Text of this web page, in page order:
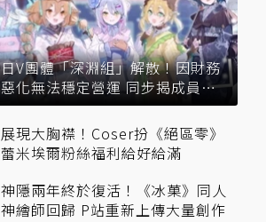
日V團體「深淵組」解散！因財務
惡化無法穩定營運 同步揭成員未
來去向
展現大胸襟！Coser扮《絕區零》
蕾米埃爾粉絲福利給好給滿
神隱兩年終於復活！《冰菓》同人
神繪師回歸 P站重新上傳大量創作